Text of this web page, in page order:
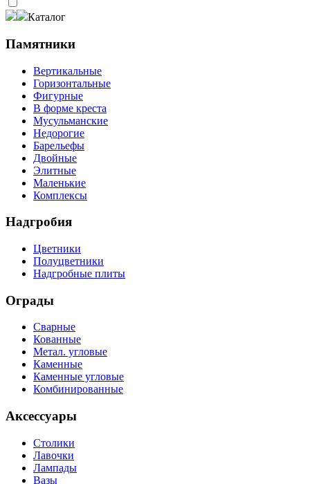
Каталог
Памятники
Вертикальные
Горизонтальные
Фигурные
В форме креста
Мусульманские
Недорогие
Барельефы
Двойные
Элитные
Маленькие
Комплексы
Надгробия
Цветники
Полуцветники
Надгробные плиты
Ограды
Сварные
Кованные
Метал. угловые
Каменные
Каменные угловые
Комбинированные
Аксессуары
Столики
Лавочки
Лампады
Вазы